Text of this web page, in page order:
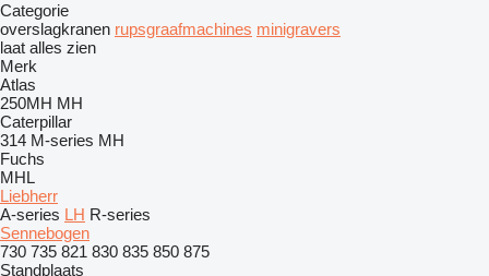
Categorie
overslagkranen rupsgraafmachines minigravers
laat alles zien
Merk
Atlas
250MH MH
Caterpillar
314 M-series MH
Fuchs
MHL
Liebherr
A-series LH R-series
Sennebogen
730 735 821 830 835 850 875
Standplaats